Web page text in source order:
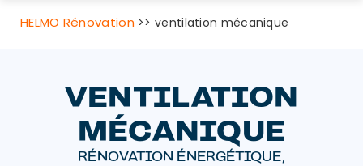
HELMO Rénovation>>ventilation mécanique
VENTILATION
MÉCANIQUE
RÉNOVATION ÉNERGÉTIQUE,